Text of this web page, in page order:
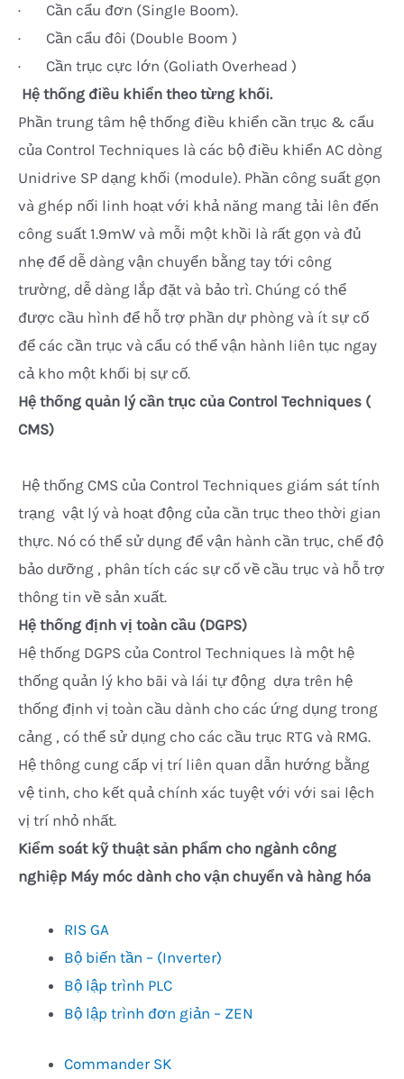
· Cần cẩu đơn (Single Boom).
· Cần cẩu đôi (Double Boom )
· Cần trục cực lớn (Goliath Overhead )
Hệ thống điều khiển theo từng khối.
Phần trung tâm hệ thống điều khiển cần trục & cẩu
của Control Techniques là các bộ điều khiển AC dòng
Unidrive SP dạng khối (module). Phần công suất gọn
và ghép nối linh hoạt với khả năng mang tải lên đến
công suất 1.9mW và mỗi một khồi là rất gọn và đủ
nhẹ để dễ dàng vận chuyển bằng tay tới công
trường, dễ dàng lắp đặt và bảo trì. Chúng có thể
được cầu hình để hỗ trợ phần dự phòng và ít sự cố
để các cần trục và cẩu có thể vận hành liên tục ngay
cả kho một khối bị sự cố.
Hệ thống quản lý cần trục của Control Techniques (
CMS)
Hệ thống CMS của Control Techniques giám sát tính
trạng vật lý và hoạt động của cần trục theo thời gian
thực. Nó có thể sử dụng để vận hành cần trục, chế độ
bảo dưỡng , phân tích các sự cố về cầu trục và hỗ trợ
thông tin về sản xuất.
Hệ thống định vị toàn cầu (DGPS)
Hệ thống DGPS của Control Techniques là một hệ
thống quản lý kho bãi và lái tự động dựa trên hệ
thống định vị toàn cầu dành cho các ứng dụng trong
cảng , có thể sử dụng cho các cầu trục RTG và RMG.
Hệ thông cung cấp vị trí liên quan dẫn hướng bằng
vệ tinh, cho kết quả chính xác tuyệt với với sai lệch
vị trí nhỏ nhất.
Kiểm soát kỹ thuật sản phẩm cho ngành công
nghiệp Máy móc dành cho vận chuyển và hàng hóa
RIS GA
Bộ biến tần – (Inverter)
Bộ lập trình PLC
Bộ lập trình đơn giản – ZEN
Commander SK